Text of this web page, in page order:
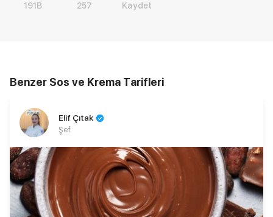
191B 257 Kaydet
Benzer Sos ve Krema Tarifleri
Elif Çıtak
Şef